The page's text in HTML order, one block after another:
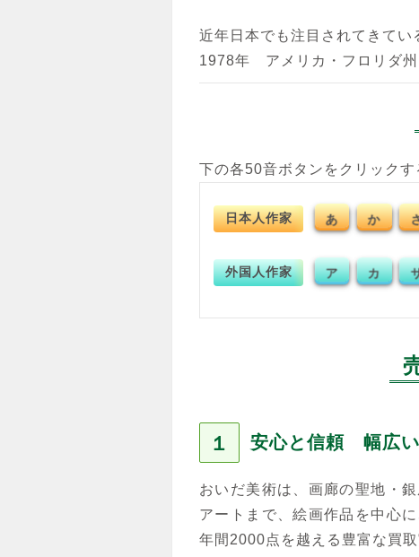
近年日本でも注目されてきてい
1978年 アメリカ・フロリダ州
下の各50音ボタンをクリックす
日本人作家 あ か
外国人作家 ア カ
１ 安心と信頼 幅広い
おいだ美術は、画廊の聖地・
アートまで、絵画作品を中心
年間2000点を越える豊富な買取